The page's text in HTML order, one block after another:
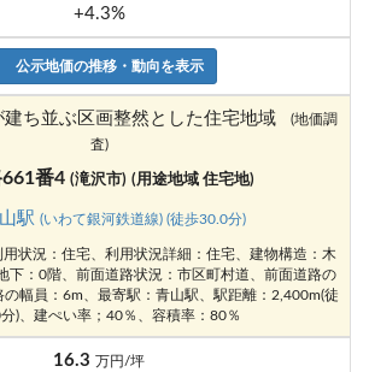
+4.3%
公示地価の推移・動向を表示
建ち並ぶ区画整然とした住宅地域
(地価調
査)
番4 (滝沢市) (用途地域 住宅地)
駅 (いわて銀河鉄道線) (徒歩30.0分)
状況：住宅、利用状況詳細：住宅、建物構造：木
下：0階、前面道路状況：市区町村道、前面道路の
幅員：6m、最寄駅：青山駅、駅距離：2,400m(徒
)、建ぺい率；40％、容積率：80％
16.3 万円/坪